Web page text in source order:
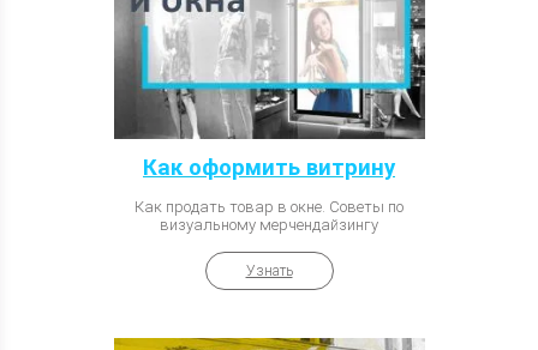
Как оформить витрину
Как продать товар в окне. Советы по
визуальному мерчендайзингу
Узнать